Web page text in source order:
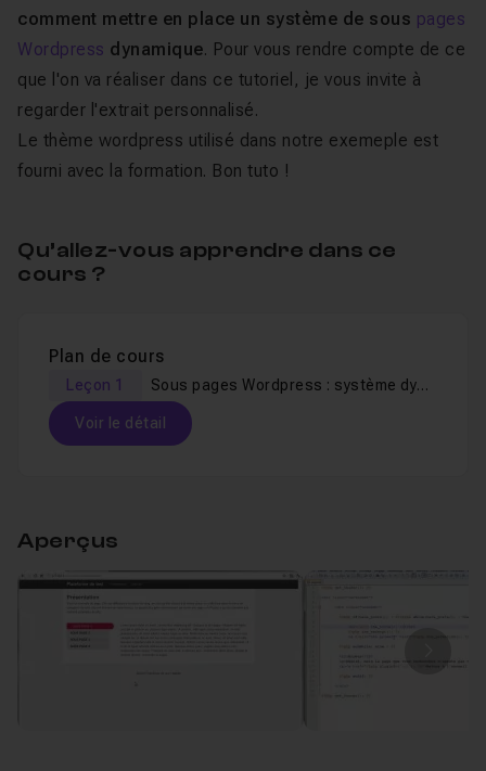
comment mettre en place un système de sous pages
Wordpress dynamique. Pour vous rendre compte de ce
que l'on va réaliser dans ce tutoriel, je vous invite à
regarder l'extrait personnalisé.
Le thème wordpress utilisé dans notre exemeple est
fourni avec la formation. Bon tuto !
Qu’allez-vous apprendre dans ce
cours ?
Plan de cours
Leçon 1 Sous pages Wordpress : système dynamique
Voir le détail
Aperçus